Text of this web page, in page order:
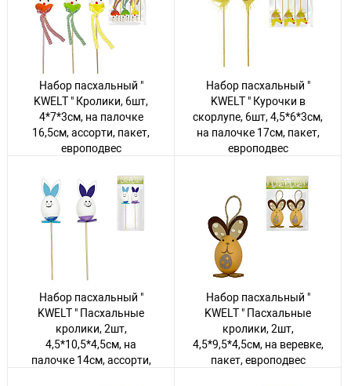
59 товаров
Набор пасхальный "
KWELT " Кролики, 6шт,
4*7*3см, на палочке
16,5см, ассорти, пакет,
европодвес
увидеть цену
184 товара
Набор пасхальный "
KWELT " Курочки в
скорлупе, 6шт, 4,5*6*3см,
на палочке 17см, пакет,
европодвес
увидеть цену
122 товара
Набор пасхальный "
KWELT " Пасхальные
кролики, 2шт,
4,5*10,5*4,5см, на
палочке 14см, ассорти,
Набор пасхальный "
KWELT " Пасхальные
кролики, 2шт,
4,5*9,5*4,5см, на веревке,
пакет, европодвес